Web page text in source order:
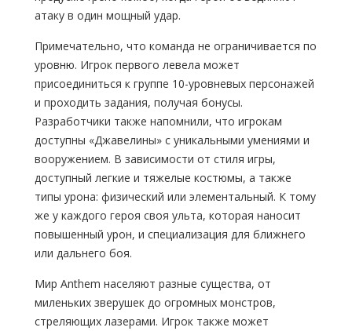
атаку в один мощный удар.
Примечательно, что команда не ограничивается по
уровню. Игрок первого левела может
присоединиться к группе 10-уровневых персонажей
и проходить задания, получая бонусы.
Разработчики также напомнили, что игрокам
доступны «Джавелины» с уникальными умениями и
вооружением. В зависимости от стиля игры,
доступный легкие и тяжелые костюмы, а также
типы урона: физический или элементальный. К тому
же у каждого героя своя ульта, которая наносит
повышенный урон, и специализация для ближнего
или дальнего боя.
Мир Anthem населяют разные существа, от
миленьких зверушек до огромных монстров,
стреляющих лазерами. Игрок также может